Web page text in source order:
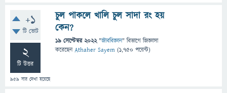
+1
টি ভোট
2
টি উত্তর
959 বার দেখা হয়েছে
চুল পাকলে খালি চুল সাদা রং হয়
কেন?
19 সেপ্টেম্বর 2022 "জীববিজ্ঞান" বিভাগে জিজ্ঞাসা
করেছেনAthaher Sayem (1,750 পয়েন্ট)